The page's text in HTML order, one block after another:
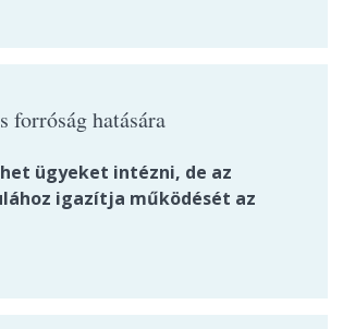
forróság hatására
ügyeket intézni, de az
igazítja működését az